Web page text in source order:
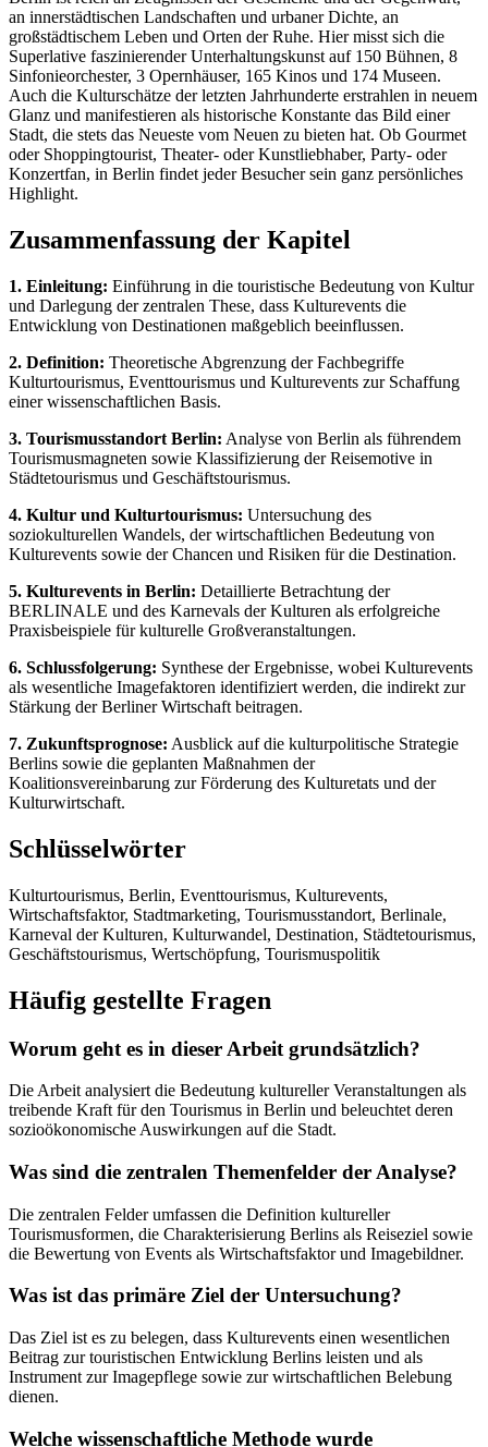
an innerstädtischen Landschaften und urbaner Dichte, an
großstädtischem Leben und Orten der Ruhe. Hier misst sich die
Superlative faszinierender Unterhaltungskunst auf 150 Bühnen, 8
Sinfonieorchester, 3 Opernhäuser, 165 Kinos und 174 Museen.
Auch die Kulturschätze der letzten Jahrhunderte erstrahlen in neuem
Glanz und manifestieren als historische Konstante das Bild einer
Stadt, die stets das Neueste vom Neuen zu bieten hat. Ob Gourmet
oder Shoppingtourist, Theater- oder Kunstliebhaber, Party- oder
Konzertfan, in Berlin findet jeder Besucher sein ganz persönliches
Highlight.
Zusammenfassung der Kapitel
1. Einleitung: Einführung in die touristische Bedeutung von Kultur
und Darlegung der zentralen These, dass Kulturevents die
Entwicklung von Destinationen maßgeblich beeinflussen.
2. Definition: Theoretische Abgrenzung der Fachbegriffe
Kulturtourismus, Eventtourismus und Kulturevents zur Schaffung
einer wissenschaftlichen Basis.
3. Tourismusstandort Berlin: Analyse von Berlin als führendem
Tourismusmagneten sowie Klassifizierung der Reisemotive in
Städtetourismus und Geschäftstourismus.
4. Kultur und Kulturtourismus: Untersuchung des
soziokulturellen Wandels, der wirtschaftlichen Bedeutung von
Kulturevents sowie der Chancen und Risiken für die Destination.
5. Kulturevents in Berlin: Detaillierte Betrachtung der
BERLINALE und des Karnevals der Kulturen als erfolgreiche
Praxisbeispiele für kulturelle Großveranstaltungen.
6. Schlussfolgerung: Synthese der Ergebnisse, wobei Kulturevents
als wesentliche Imagefaktoren identifiziert werden, die indirekt zur
Stärkung der Berliner Wirtschaft beitragen.
7. Zukunftsprognose: Ausblick auf die kulturpolitische Strategie
Berlins sowie die geplanten Maßnahmen der
Koalitionsvereinbarung zur Förderung des Kulturetats und der
Kulturwirtschaft.
Schlüsselwörter
Kulturtourismus, Berlin, Eventtourismus, Kulturevents,
Wirtschaftsfaktor, Stadtmarketing, Tourismusstandort, Berlinale,
Karneval der Kulturen, Kulturwandel, Destination, Städtetourismus,
Geschäftstourismus, Wertschöpfung, Tourismuspolitik
Häufig gestellte Fragen
Worum geht es in dieser Arbeit grundsätzlich?
Die Arbeit analysiert die Bedeutung kultureller Veranstaltungen als
treibende Kraft für den Tourismus in Berlin und beleuchtet deren
sozioökonomische Auswirkungen auf die Stadt.
Was sind die zentralen Themenfelder der Analyse?
Die zentralen Felder umfassen die Definition kultureller
Tourismusformen, die Charakterisierung Berlins als Reiseziel sowie
die Bewertung von Events als Wirtschaftsfaktor und Imagebildner.
Was ist das primäre Ziel der Untersuchung?
Das Ziel ist es zu belegen, dass Kulturevents einen wesentlichen
Beitrag zur touristischen Entwicklung Berlins leisten und als
Instrument zur Imagepflege sowie zur wirtschaftlichen Belebung
dienen.
Welche wissenschaftliche Methode wurde